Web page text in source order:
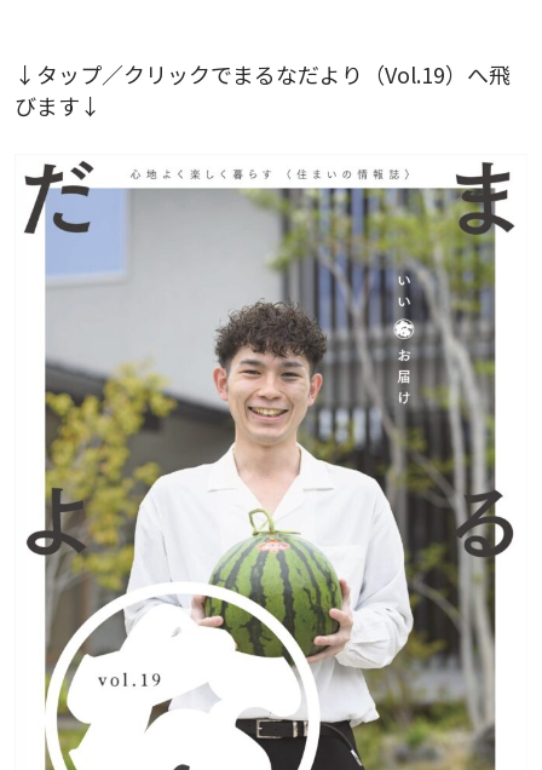
↓タップ／クリックでまるなだより（Vol.19）へ飛
びます↓